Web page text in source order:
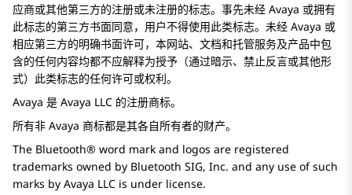
应商或其他第三方的注册或未注册的标志。事先未经 Avaya 或拥有
此标志的第三方书面同意，用户不得使用此类标志。未经 Avaya 或
相应第三方的明确书面许可，本网站、文档和托管服务及产品中包
含的任何内容均都不应解释为授予（通过暗示、禁止反言或其他形
式）此类标志的任何许可或权利。
Avaya 是 Avaya LLC 的注册商标。
所有非 Avaya 商标都是其各自所有者的财产。
The Bluetooth® word mark and logos are registered
trademarks owned by Bluetooth SIG, Inc. and any use of such
marks by Avaya LLC is under license.